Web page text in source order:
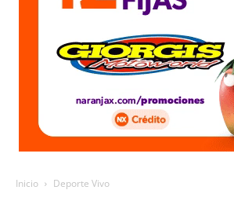
Inicio Deporte Vivo